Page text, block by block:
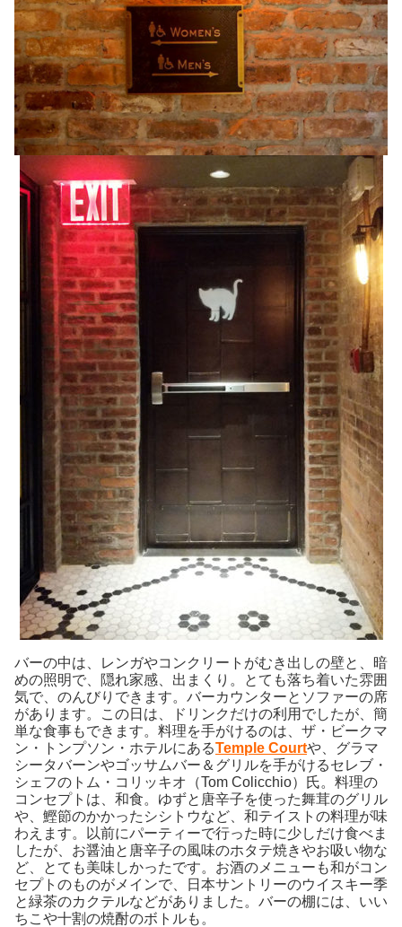
バーの中は、レンガやコンクリートがむき出しの壁と、暗
めの照明で、隠れ家感、出まくり。とても落ち着いた雰囲
気で、のんびりできます。バーカウンターとソファーの席
があります。この日は、ドリンクだけの利用でしたが、簡
単な食事もできます。料理を手がけるのは、ザ・ビークマ
ン・トンプソン・ホテルにあるTemple Courtや、グラマ
シータバーンやゴッサムバー＆グリルを手がけるセレブ・
シェフのトム・コリッキオ（Tom Colicchio）氏。料理の
コンセプトは、和食。ゆずと唐辛子を使った舞茸のグリル
や、鰹節のかかったシシトウなど、和テイストの料理が味
わえます。以前にパーティーで行った時に少しだけ食べま
したが、お醤油と唐辛子の風味のホタテ焼きやお吸い物な
ど、とても美味しかったです。お酒のメニューも和がコン
セプトのものがメインで、日本サントリーのウイスキー季
と緑茶のカクテルなどがありました。バーの棚には、いい
ちこや十割の焼酎のボトルも。